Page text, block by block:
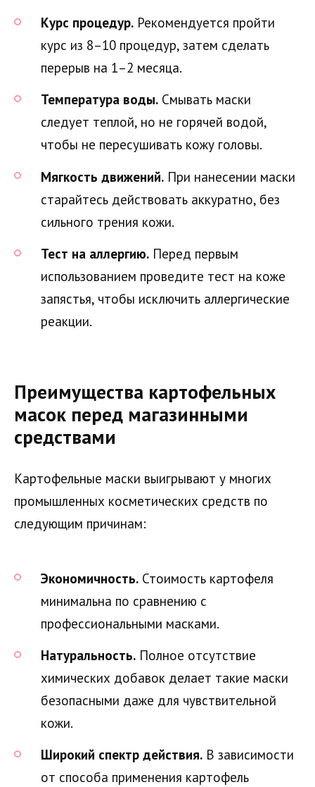
Курс процедур. Рекомендуется пройти
курс из 8–10 процедур, затем сделать
перерыв на 1–2 месяца.
Температура воды. Смывать маски
следует теплой, но не горячей водой,
чтобы не пересушивать кожу головы.
Мягкость движений. При нанесении маски
старайтесь действовать аккуратно, без
сильного трения кожи.
Тест на аллергию. Перед первым
использованием проведите тест на коже
запястья, чтобы исключить аллергические
реакции.
Преимущества картофельных
масок перед магазинными
средствами
Картофельные маски выигрывают у многих
промышленных косметических средств по
следующим причинам:
Экономичность. Стоимость картофеля
минимальна по сравнению с
профессиональными масками.
Натуральность. Полное отсутствие
химических добавок делает такие маски
безопасными даже для чувствительной
кожи.
Широкий спектр действия. В зависимости
от способа применения картофель